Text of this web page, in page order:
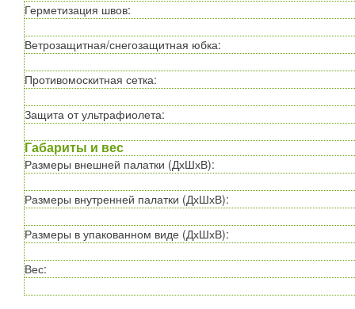
Герметизация швов:
Ветрозащитная/снегозащитная юбка:
Противомоскитная сетка:
Защита от ультрафиолета:
Габариты и вес
Размеры внешней палатки (ДхШхВ):
Размеры внутренней палатки (ДхШхВ):
Размеры в упакованном виде (ДхШхВ):
Вес: